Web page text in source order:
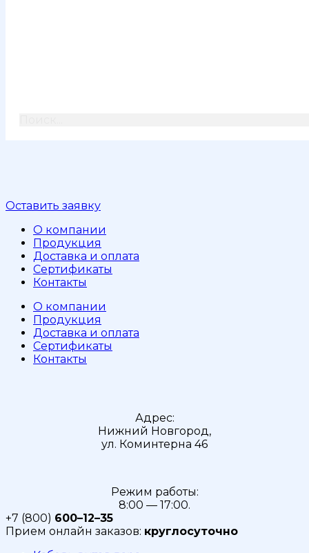
Оставить заявку
О компании
Продукция
Доставка и оплата
Сертификаты
Контакты
О компании
Продукция
Доставка и оплата
Сертификаты
Контакты
Адрес:
Нижний Новгород,
ул. Коминтерна 46
Режим работы:
8:00 — 17:00.
+7 (800) 600–12–35
Прием онлайн заказов: круглосуточно